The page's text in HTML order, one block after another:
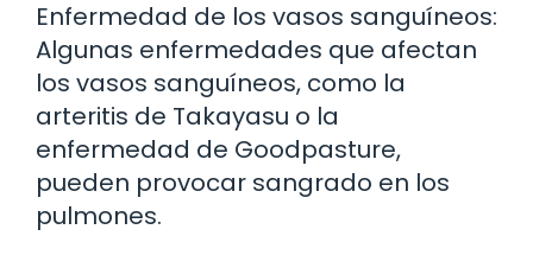
Enfermedad de los vasos sanguíneos:
Algunas enfermedades que afectan
los vasos sanguíneos, como la
arteritis de Takayasu o la
enfermedad de Goodpasture,
pueden provocar sangrado en los
pulmones.